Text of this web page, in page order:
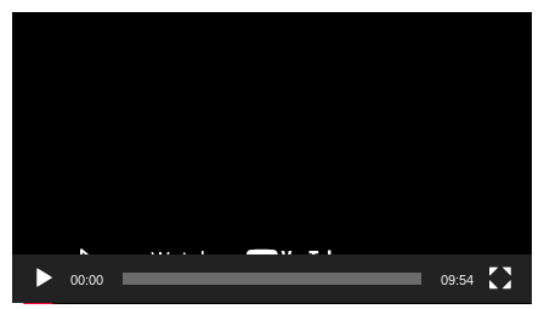
00:00 09:54